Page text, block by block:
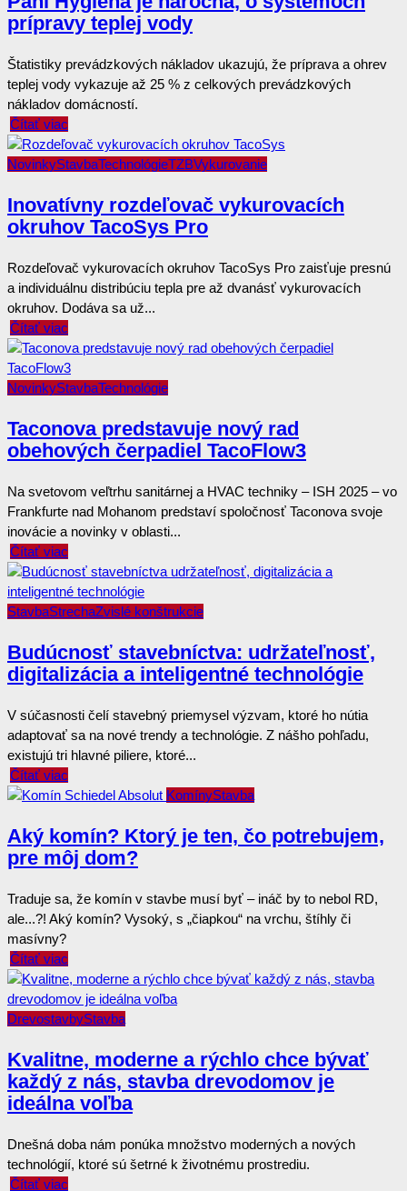
prípravy teplej vody
Štatistiky prevádzkových nákladov ukazujú, že príprava a ohrev
teplej vody vykazuje až 25 % z celkových prevádzkových
nákladov domácností.
Čítať viac
NovinkyStavbaTechnológieTZBVykurovanie
Inovatívny rozdeľovač vykurovacích
okruhov TacoSys Pro
Rozdeľovač vykurovacích okruhov TacoSys Pro zaisťuje presnú
a individuálnu distribúciu tepla pre až dvanásť vykurovacích
okruhov. Dodáva sa už...
Čítať viac
NovinkyStavbaTechnológie
Taconova predstavuje nový rad
obehových čerpadiel TacoFlow3
Na svetovom veľtrhu sanitárnej a HVAC techniky – ISH 2025 – vo
Frankfurte nad Mohanom predstaví spoločnosť Taconova svoje
inovácie a novinky v oblasti...
Čítať viac
StavbaStrechaZvislé konštrukcie
Budúcnosť stavebníctva: udržateľnosť,
digitalizácia a inteligentné technológie
V súčasnosti čelí stavebný priemysel výzvam, ktoré ho nútia
adaptovať sa na nové trendy a technológie. Z nášho pohľadu,
existujú tri hlavné piliere, ktoré...
Čítať viac
KomínyStavba
Aký komín? Ktorý je ten, čo potrebujem,
pre môj dom?
Traduje sa, že komín v stavbe musí byť – ináč by to nebol RD,
ale...?! Aký komín? Vysoký, s „čiapkou“ na vrchu, štíhly či
masívny?
Čítať viac
DrevostavbyStavba
Kvalitne, moderne a rýchlo chce bývať
každý z nás, stavba drevodomov je
ideálna voľba
Dnešná doba nám ponúka množstvo moderných a nových
technológií, ktoré sú šetrné k životnému prostrediu.
Čítať viac